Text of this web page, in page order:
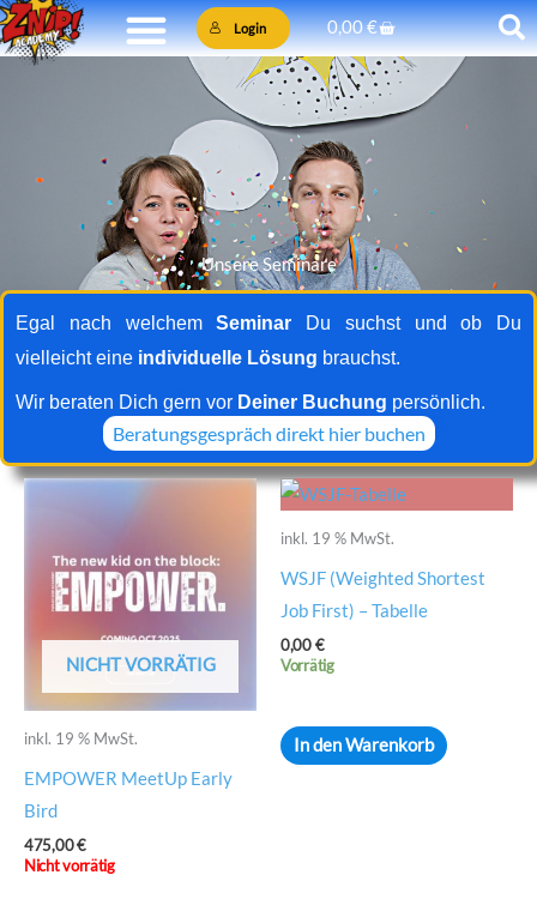
Zum
Inhalt
Login 0,00€Warenkorb
Unsere Seminare
Egal nach welchemSeminar
Du suchst und ob Du
vielleicht eine individuelle Lösung brauchst.
Wir beraten Dich gern vor Deiner Buchung persönlich.
Beratungsgespräch direkt hier buchen
NICHT VORRÄTIG
inkl. 19 % MwSt.
EMPOWER MeetUp Early
Bird
475,00€
Nicht vorrätig
inkl. 19 % MwSt.
WSJF (Weighted Shortest
Job First) – Tabelle
0,00€
Vorrätig
In den Warenkorb